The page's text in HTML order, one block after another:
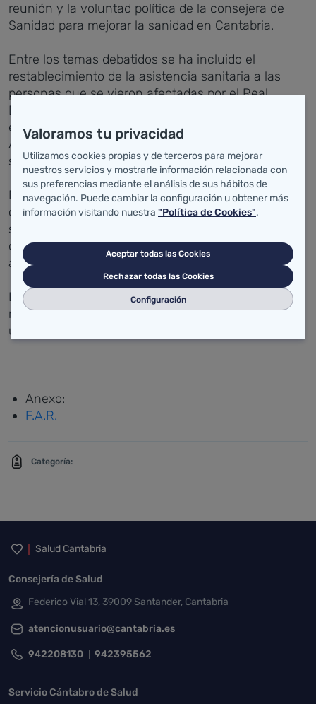
reunión y la voluntad política de la consejera de
Sanidad para mejorar la sanidad en Cantabria.
Entre los temas debatidos se ha incluido el
restablecimiento de la asistencia sanitaria a las
personas que se vieron afectadas por el Real
Decreto 16/2012, la situación de la sanidad pública
en Cantabria, el copago farmacéutico y el papel de
Atención Primaria como puerta de entrada al
sistema sanitario.
Durante la reunión también se ha hablado del
contrato de Valdecilla con la empresa Ferrovial,
señalando Mercedes Boix que la Plataforma
defiende el carácter público del hospital y se opone
a su privatización.
La Plataforma "Cantabria por lo público y sin
recortes", está integrada por diversos colectivos
unidos por la defensa de la sanidad pública
Anexo:
F.A.R.
Categoría:
Inicio del pie de página
Salud Cantabria
Consejería de Salud
Federico Vial 13, 39009 Santander, Cantabria
atencionusuario@cantabria.es
942208130 942395562
Servicio Cántabro de Salud
Valoramos tu privacidad
Utilizamos cookies propias y de terceros para mejorar
nuestros servicios y mostrarle información relacionada con
sus preferencias mediante el análisis de sus hábitos de
navegación. Puede cambiar la configuración u obtener más
información visitando nuestra "Política de Cookies".
Aceptar todas las Cookies
Rechazar todas las Cookies
Configuración